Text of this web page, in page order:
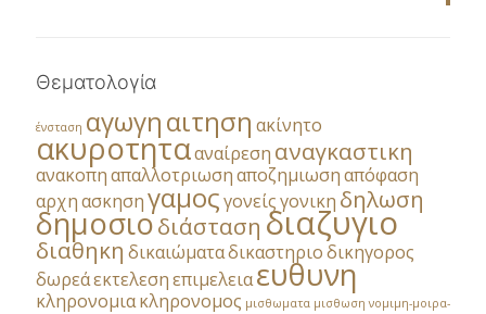
Θεματολογία
ένσταση αγωγηαιτηση ακίνητο
ακυροτητααναίρεση αναγκαστικη
ανακοπηαπαλλοτριωσηαποζημιωσηαπόφαση
αρχηασκησηγαμοςγονείςγονικη δηλωση
δημοσιοδιάσταση διαζυγιο
διαθηκη δικαιώματαδικαστηριοδικηγορος
δωρεάεκτελεσηεπιμελειαευθυνη
κληρονομιακληρονομος μισθωματα μισθωση νομιμη-μοιρα-